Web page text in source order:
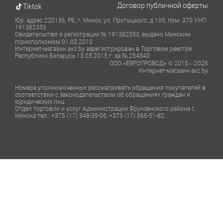
Tiktok
Договор публичной оферты
Юр. адрес 220136, РБ, г. Минск, ул. Притыцкого, д.105, пом. 370 УНП
191382353
Свидетельство о регистрации № 191382353, выдано Минским
горисполкомом 01.03.2010
Интернет-магазин avs.by зарегистрирован в Торговом реестре
Республики Беларусь 13.05.2015 г. за № 254343
ООО «ЕВРОПРОВОД» © 2015—2026
Интернет-магазин avs.by
Номера уполномоченных рассматривать обращения покупателей в
соответствии с законодательством об обращениях граждан и
юридических лиц:
Отдел торговли и услуг Администрации Фрунзенского района г.
Минска тел.: +375 (17) 348-39-06, +375 (17) 366-51-82